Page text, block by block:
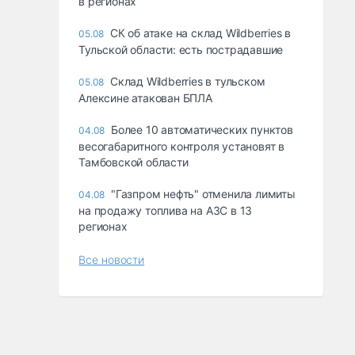
05.08 СК об атаке на склад Wildberries в
Тульской области: есть пострадавшие
05.08 Склад Wildberries в тульском
Алексине атакован БПЛА
04.08 Более 10 автоматических пунктов
весогабаритного контроля установят в
Тамбовской области
04.08 "Газпром нефть" отменила лимиты
на продажу топлива на АЗС в 13
регионах
Все новости